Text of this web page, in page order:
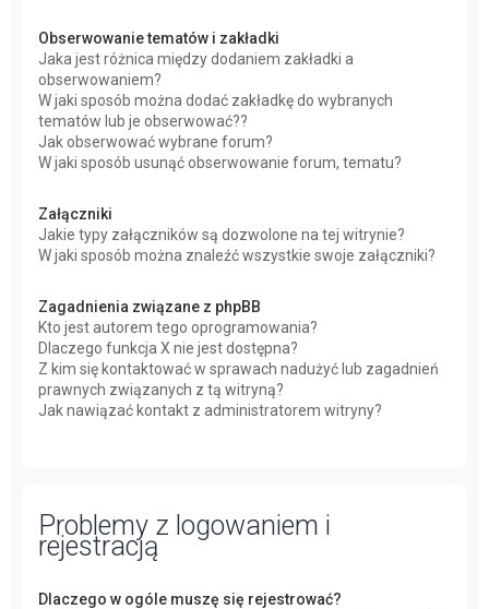
Obserwowanie tematów i zakładki
Jaka jest różnica między dodaniem zakładki a
obserwowaniem?
W jaki sposób można dodać zakładkę do wybranych
tematów lub je obserwować??
Jak obserwować wybrane forum?
W jaki sposób usunąć obserwowanie forum, tematu?
Załączniki
Jakie typy załączników są dozwolone na tej witrynie?
W jaki sposób można znaleźć wszystkie swoje załączniki?
Zagadnienia związane z phpBB
Kto jest autorem tego oprogramowania?
Dlaczego funkcja X nie jest dostępna?
Z kim się kontaktować w sprawach nadużyć lub zagadnień
prawnych związanych z tą witryną?
Jak nawiązać kontakt z administratorem witryny?
Problemy z logowaniem i
rejestracją
Dlaczego w ogóle muszę się rejestrować?